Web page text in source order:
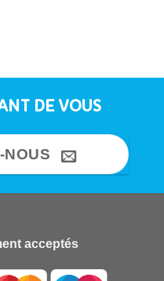
DE VOUS
NOUS
acceptés